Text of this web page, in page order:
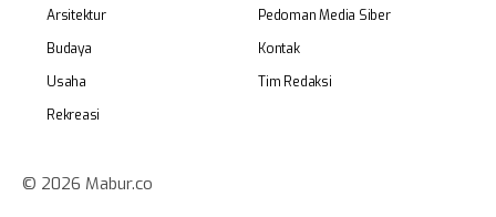
Arsitektur
Budaya
Usaha
Rekreasi
Pedoman Media Siber
Kontak
Tim Redaksi
© 2026 Mabur.co